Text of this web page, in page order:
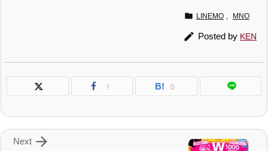
 LINEMO , MNO
 Posted by KEN
! B! 0

Next